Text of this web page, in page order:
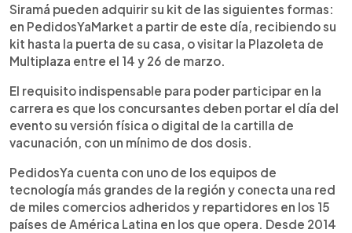
Siramá pueden adquirir su kit de las siguientes formas:
en PedidosYaMarket a partir de este día, recibiendo su
kit hasta la puerta de su casa, o visitar la Plazoleta de
Multiplaza entre el 14 y 26 de marzo.
El requisito indispensable para poder participar en la
carrera es que los concursantes deben portar el día del
evento su versión física o digital de la cartilla de
vacunación, con un mínimo de dos dosis.
PedidosYa cuenta con uno de los equipos de
tecnología más grandes de la región y conecta una red
de miles comercios adheridos y repartidores en los 15
países de América Latina en los que opera. Desde 2014